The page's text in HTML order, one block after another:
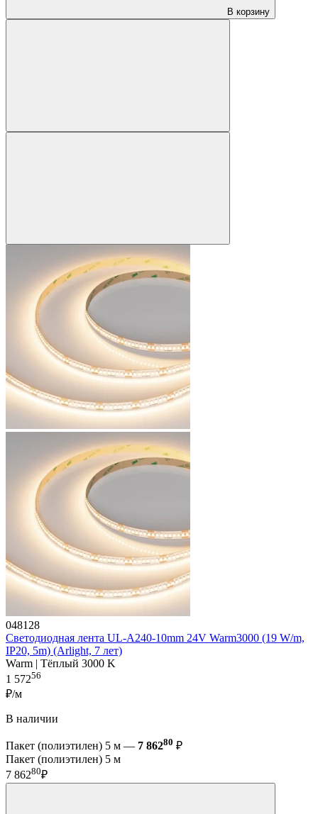
В корзину
048128
Светодиодная лента UL-A240-10mm 24V Warm3000 (19 W/m,
IP20, 5m) (Arlight, 7 лет)
Warm | Тёплый 3000 K
1 57256
₽/м
В наличии
Пакет (полиэтилен) 5 м — 7 86280 ₽
Пакет (полиэтилен) 5 м
7 86280₽